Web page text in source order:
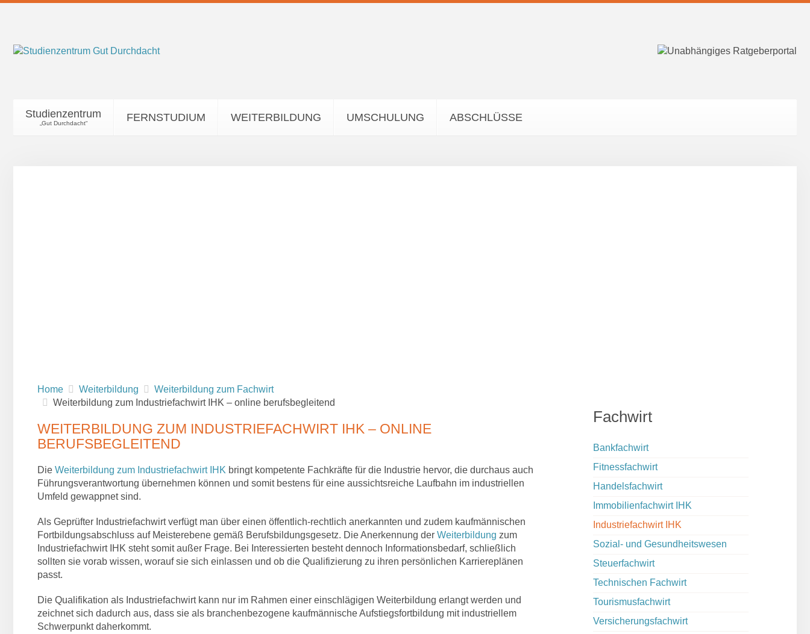
Studienzentrum
„Gut Durchdacht“ FERNSTUDIUM WEITERBILDUNG UMSCHULUNG ABSCHLÜSSE
Home Weiterbildung
Weiterbildung zum Fachwirt
Weiterbildung zum Industriefachwirt IHK – online berufsbegleitend
WEITERBILDUNG ZUM INDUSTRIEFACHWIRT IHK – ONLINE
BERUFSBEGLEITEND
Die Weiterbildung zum Industriefachwirt IHK bringt kompetente Fachkräfte für die Industrie hervor, die durchaus auch
Führungsverantwortung übernehmen können und somit bestens für eine aussichtsreiche Laufbahn im industriellen
Umfeld gewappnet sind.
Als Geprüfter Industriefachwirt verfügt man über einen öffentlich-rechtlich anerkannten und zudem kaufmännischen
Fortbildungsabschluss auf Meisterebene gemäß Berufsbildungsgesetz. Die Anerkennung der Weiterbildung zum
Industriefachwirt IHK steht somit außer Frage. Bei Interessierten besteht dennoch Informationsbedarf, schließlich
sollten sie vorab wissen, worauf sie sich einlassen und ob die Qualifizierung zu ihren persönlichen Karriereplänen
passt.
Die Qualifikation als Industriefachwirt kann nur im Rahmen einer einschlägigen Weiterbildung erlangt werden und
zeichnet sich dadurch aus, dass sie als branchenbezogene kaufmännische Aufstiegsfortbildung mit industriellem
Schwerpunkt daherkommt.
Fachwirt
Bankfachwirt
Fitnessfachwirt
Handelsfachwirt
Immobilienfachwirt IHK
Industriefachwirt IHK
Sozial- und Gesundheitswesen
Steuerfachwirt
Technischen Fachwirt
Tourismusfachwirt
Versicherungsfachwirt